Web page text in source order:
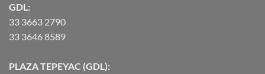
GDL:
33 3663 2790
33 3646 8589
PLAZA TEPEYAC (GDL):